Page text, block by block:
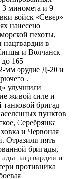
3 миномета и 9
войск «Север»
нанесено
пехоты,
нацгвардии в
и Волчанск
до 165
мм орудие Д-20 и
.
улучшили
живой силе и
бригад
пунктов
Серебрянка
и Червоная
Отразили пять
бригады,
нацгвардии и
противника